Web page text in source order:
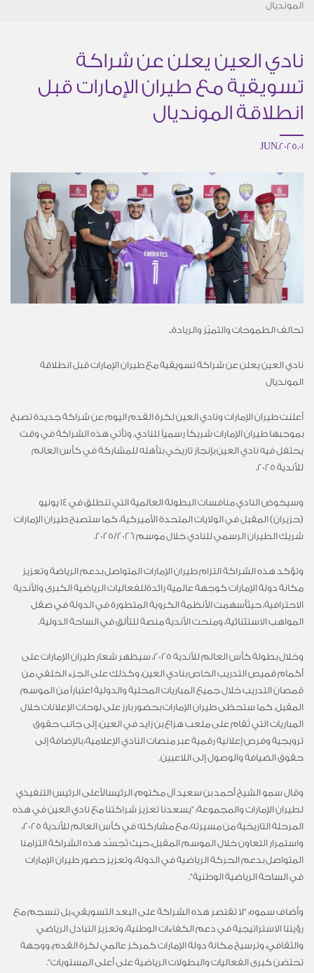
المونديال
نادي العين يعلن عن شراكة
تسويقية مع طيران الإمارات قبل
انطلاقة المونديال
01.JUN.2025
تحالف الطموحات والتميّز والريادة..
نادي العين يعلن عن شراكة تسويقية مع طيران الإمارات قبل انطلاقة
المونديال
أعلنت طيران الإمارات ونادي العين لكرة القدم اليوم عن شراكة جديدة تصبح
بموجبها طيران الإمارات شريكاً رسمياً للنادي. وتأتي هذه الشراكة في وقت
يحتفل فيه نادي العين بإنجاز تاريخي بتأهله للمشاركة في كأس العالم
للأندية 2025
.
وسيخوض النادي منافسات البطولة العالمية التي تنطلق في 14 يونيو
(حزيران)المقبل في الولايات المتحدة الأميركية، كما ستصبح طيران الإمارات
شريك الطيران الرسمي للنادي خلال موسم 2025/2026
.
وتؤكد هذه الشراكة التزام طيران الإمارات المتواصل بدعم الرياضة وتعزيز
مكانة دولة الإماراتكوجهة عالميةرائدةللفعاليات الرياضية الكبرى والأندية
الاحترافية،حيثأسهم تالأنظمةالكروي ةالمتطورةفي الدولة في صقل
المواهب الاستثنائية، ومنح تالأندية منصة للتألق في الساحة الدولية.
وخلال بطولة كأس العالم للأندية 2025، سيظهر شعار طيران الإمارات على
أكمامقميص التدريب الخاص بناديالعين، وكذلك على الجزء الخلفي من
قمصان التدريب خلال جميع المباريات المحلية والدولية اعتباراً من الموسم
المقبل. كما ستحظى طيران الإمارات بحضور بارز على لوحات الإعلانات خلال
المباريات التي تُقام على ملعب هزاع بن زايد في العين، إلى جانب حقوق
ترويجية وفرص إعلانية رقمية عبر منصات النادي الإعلامية، بالإضافة إلى
حقوق الضيافة والوصول إلى اللاعبين.
وقال سمو الشيخ أحمد بن سعيد آل مكتوم، الرئيس الأعلى الرئيس التنفيذي
لطيران الإمارات والمجموعة: “يسعدنا تعزيز شراكتنا مع نادي العين في هذه
المرحلة التاريخية من مسيرته، مع مشاركته في كأس العالم للأندية 2025،
واستمرار التعاون خلال الموسم المقبل، حيثتُجسّد هذه الشراكة التزامنا
المتواصل بدعم الحركة الرياضية في الدولة، وتعزيز حضور طيران الإمارات
في الساحة الرياضية الوطنية“.
وأضاف سموه: “لا تقتصر هذه الشراكة على البعد التسويقي، بل تنسجم مع
رؤيتنا الاستراتيجية في دعم الكفاءات الوطنية، وتعزيز التبادل الرياضي
والثقافي، وترسيخ مكانة دولة الإماراتكمركز عالمي لكرة القدم، ووجهة
تحتضن كبرى الفعاليات والبطولات الرياضية على أعلى المستويات“.